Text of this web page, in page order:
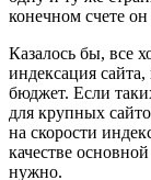
конечном счете
Казалось бы, все
индексация
бюджет. Если
для крупных
на скорости
качестве
нужно.